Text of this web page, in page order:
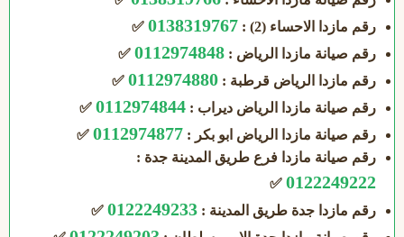
رقم مازدا الاحساء (2) :
0138319767
✅
رقم صيانة مازدا الرياض : 0112974848
✅
رقم مازدا الرياض قرطبة : 0112974880
✅
رقم صيانة مازدا الرياض ديراب : 0112974844
✅
رقم صيانة مازدا الرياض ابو بكر : 0112974877
✅
رقم صيانة مازدا فرع طريق المدينة جدة :
0122249222
✅
رقم مازدا جدة طريق المدينة : 0122249233
✅